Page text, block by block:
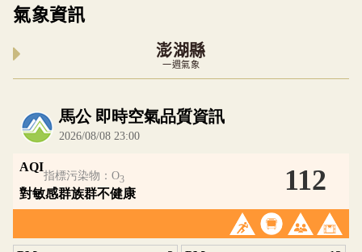
氣象資訊
澎湖縣
一週氣象
內嵌空氣品質小工具為視覺預覽，完整即時空